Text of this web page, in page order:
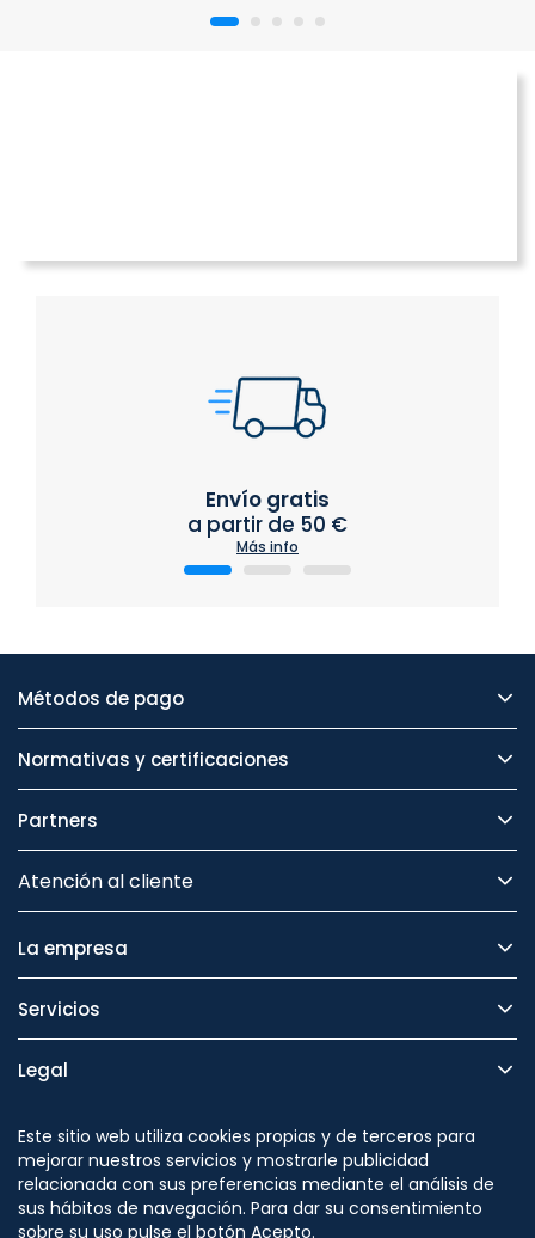
Envío gratis
a partir de 50 €
Más info
Métodos de pago
Normativas y certificaciones
Partners
Atención al cliente
La empresa
Servicios
Legal
Seguridad
Este sitio web utiliza cookies propias y de terceros para
mejorar nuestros servicios y mostrarle publicidad
relacionada con sus preferencias mediante el análisis de
sus hábitos de navegación. Para dar su consentimiento
sobre su uso pulse el botón Acepto.